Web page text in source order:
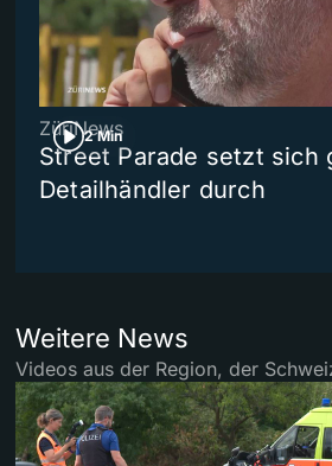
2 Min
ZüriNews
Street Parade setzt sich
Detailhändler durch
Weitere News
Videos aus der Region, der